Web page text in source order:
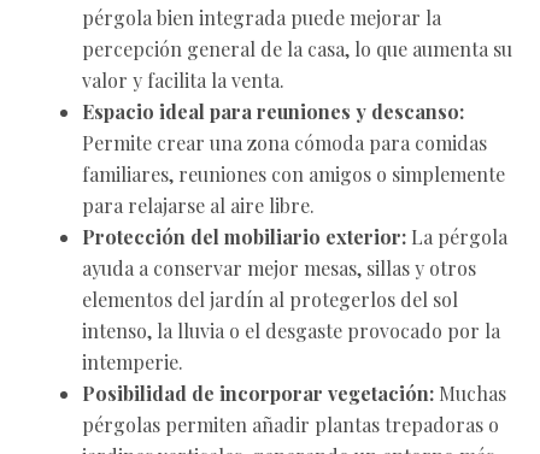
pérgola bien integrada puede mejorar la
percepción general de la casa, lo que aumenta su
valor y facilita la venta.
Espacio ideal para reuniones y descanso:
Permite crear una zona cómoda para comidas
familiares, reuniones con amigos o simplemente
para relajarse al aire libre.
Protección del mobiliario exterior: La pérgola
ayuda a conservar mejor mesas, sillas y otros
elementos del jardín al protegerlos del sol
intenso, la lluvia o el desgaste provocado por la
intemperie.
Posibilidad de incorporar vegetación: Muchas
pérgolas permiten añadir plantas trepadoras o